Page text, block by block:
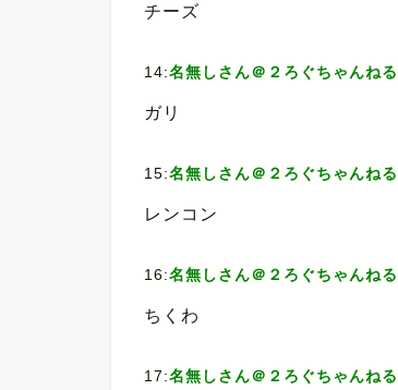
チーズ
14:名無しさん＠２ろぐちゃんねる
ガリ
15:名無しさん＠２ろぐちゃんねる
レンコン
16:名無しさん＠２ろぐちゃんねる
ちくわ
17:名無しさん＠２ろぐちゃんねる